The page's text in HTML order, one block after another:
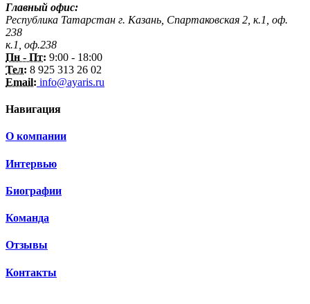
Главный офис:
Республика Татарстан г. Казань, Спартаковская 2, к.1, оф.
238
к.1, оф.238
Пн - Пт: 9:00 - 18:00
Тел: 8 925 313 26 02
Email: info@ayaris.ru
Навигация
О компании
Интервью
Биографии
Команда
Отзывы
Контакты